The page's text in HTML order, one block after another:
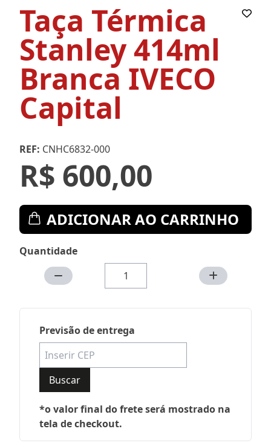
Taça Térmica
Stanley 414ml
Branca IVECO
Capital
REF: CNHC6832-000
R$ 600,00
ADICIONAR AO CARRINHO
Quantidade
Previsão de entrega
Buscar
*o valor final do frete será mostrado na
tela de checkout.